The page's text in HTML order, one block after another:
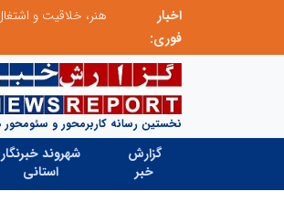
اخبار
فوری:
نخستین رسانه کاربرمحور و سئومحور
گزارش
خبر
شهروند خبرنگار
استانی